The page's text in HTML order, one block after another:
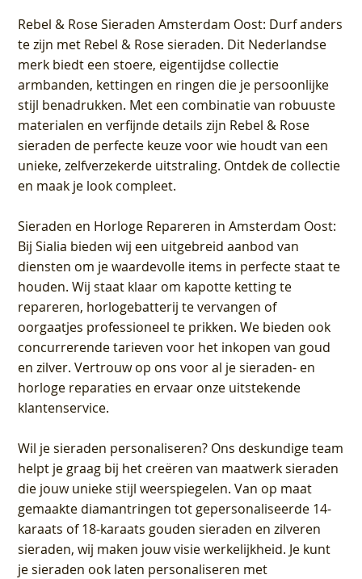
Rebel & Rose Sieraden Amsterdam Oost: Durf anders
te zijn met Rebel & Rose sieraden. Dit Nederlandse
merk biedt een stoere, eigentijdse collectie
armbanden, kettingen en ringen die je persoonlijke
stijl benadrukken. Met een combinatie van robuuste
materialen en verfijnde details zijn Rebel & Rose
sieraden de perfecte keuze voor wie houdt van een
unieke, zelfverzekerde uitstraling. Ontdek de collectie
en maak je look compleet.
Sieraden en Horloge Repareren in Amsterdam Oost:
Bij Sialia bieden wij een uitgebreid aanbod van
diensten om je waardevolle items in perfecte staat te
houden. Wij staat klaar om kapotte ketting te
repareren, horlogebatterij te vervangen of
oorgaatjes professioneel te prikken. We bieden ook
concurrerende tarieven voor het inkopen van goud
en zilver. Vertrouw op ons voor al je sieraden- en
horloge reparaties en ervaar onze uitstekende
klantenservice.
Wil je sieraden personaliseren? Ons deskundige team
helpt je graag bij het creëren van maatwerk sieraden
die jouw unieke stijl weerspiegelen. Van op maat
gemaakte diamantringen tot gepersonaliseerde 14-
karaats of 18-karaats gouden sieraden en zilveren
sieraden, wij maken jouw visie werkelijkheid. Je kunt
je sieraden ook laten personaliseren met